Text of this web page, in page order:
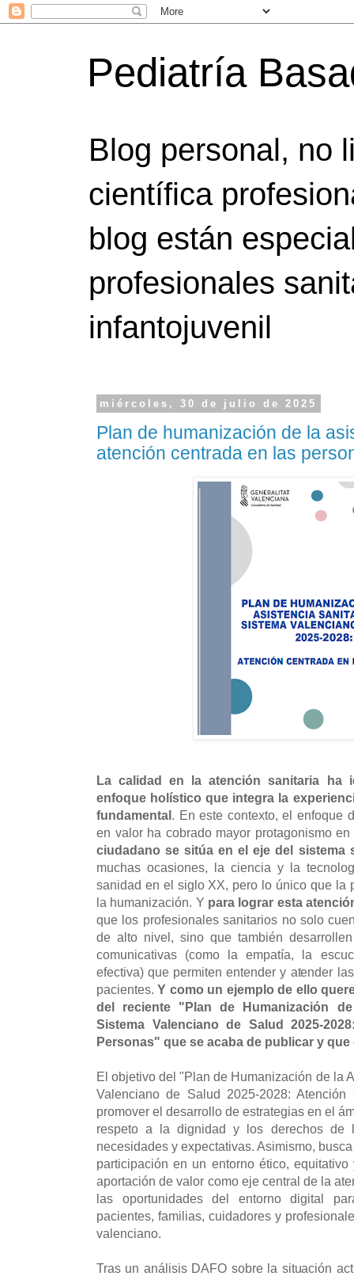
Pediatría
Blog personal, no
científica
blog están
profesionales
infantojuvenil
miércoles, 30 de julio de 2025
Plan de humanización de la
atención centrada en las
La calidad en la atención sanitaria ha
enfoque holístico que integra la
fundamental. En este contexto, el enfoque
en valor ha cobrado mayor protagonismo
ciudadano se sitúa en el eje del sistema
muchas ocasiones, la ciencia y la
sanidad en el siglo XX, pero lo único que la
la humanización. Y para lograr esta
que los profesionales sanitarios no solo
de alto nivel, sino que también
comunicativas (como la empatía, la
efectiva) que permiten entender y atender
pacientes. Y como un ejemplo de ello
del reciente "Plan de Humanización
Sistema Valenciano de Salud 2025-
Personas" que se acaba de publicar y
El objetivo del "Plan de Humanización de la
Valenciano de Salud 2025-2028:
promover el desarrollo de estrategias en el
respeto a la dignidad y los derechos de
necesidades y expectativas. Asimismo,
participación en un entorno ético,
aportación de valor como eje central de la
las oportunidades del entorno digital
pacientes, familias, cuidadores y
valenciano.
Tras un análisis DAFO sobre la situación